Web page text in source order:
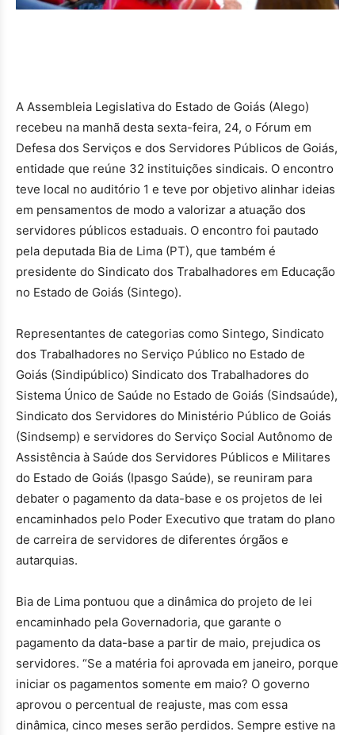
A Assembleia Legislativa do Estado de Goiás (Alego)
recebeu na manhã desta sexta-feira, 24, o Fórum em
Defesa dos Serviços e dos Servidores Públicos de Goiás,
entidade que reúne 32 instituições sindicais. O encontro
teve local no auditório 1 e teve por objetivo alinhar ideias
em pensamentos de modo a valorizar a atuação dos
servidores públicos estaduais. O encontro foi pautado
pela deputada Bia de Lima (PT), que também é
presidente do Sindicato dos Trabalhadores em Educação
no Estado de Goiás (Sintego).
Representantes de categorias como Sintego, Sindicato
dos Trabalhadores no Serviço Público no Estado de
Goiás (Sindipúblico) Sindicato dos Trabalhadores do
Sistema Único de Saúde no Estado de Goiás (Sindsaúde),
Sindicato dos Servidores do Ministério Público de Goiás
(Sindsemp) e servidores do Serviço Social Autônomo de
Assistência à Saúde dos Servidores Públicos e Militares
do Estado de Goiás (Ipasgo Saúde), se reuniram para
debater o pagamento da data-base e os projetos de lei
encaminhados pelo Poder Executivo que tratam do plano
de carreira de servidores de diferentes órgãos e
autarquias.
Bia de Lima pontuou que a dinâmica do projeto de lei
encaminhado pela Governadoria, que garante o
pagamento da data-base a partir de maio, prejudica os
servidores. “Se a matéria foi aprovada em janeiro, porque
iniciar os pagamentos somente em maio? O governo
aprovou o percentual de reajuste, mas com essa
dinâmica, cinco meses serão perdidos. Sempre estive na